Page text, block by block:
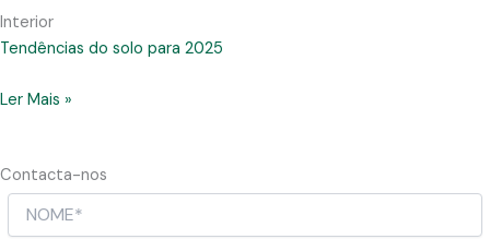
Interior
Tendências do solo para 2025
Ler Mais »
Contacta-nos